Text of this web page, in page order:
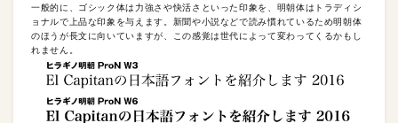
一般的に、ゴシック体は力強さや快活さといった印象を、明朝体はトラディシ
ョナルで上品な印象を与えます。新聞や小説などで読み慣れているため明朝体
のほうが長文に向いていますが、この感覚は世代によって変わってくるかもし
れません。